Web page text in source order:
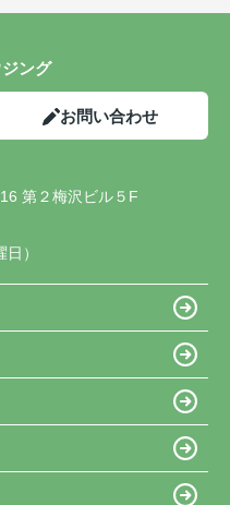
ング
お問い合わせ
第２梅沢ビル５F
）